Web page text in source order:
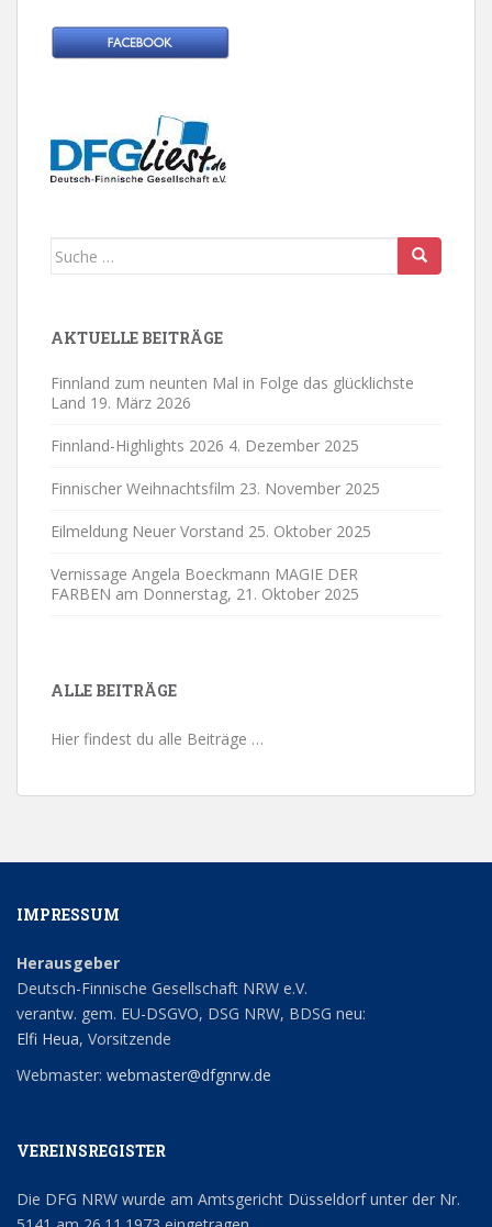
Suche
AKTUELLE BEITRÄGE
Finnland zum neunten Mal in Folge das glücklichste
Land 19. März 2026
Finnland-Highlights 2026 4. Dezember 2025
Finnischer Weihnachtsfilm 23. November 2025
Eilmeldung Neuer Vorstand 25. Oktober 2025
Vernissage Angela Boeckmann MAGIE DER
FARBEN am Donnerstag, 21. Oktober 2025
ALLE BEITRÄGE
Hier findest du alle Beiträge …
IMPRESSUM
Herausgeber
Deutsch-Finnische Gesellschaft NRW e.V.
verantw. gem. EU-DSGVO, DSG NRW, BDSG neu:
Elfi Heua, Vorsitzende
Webmaster: webmaster@dfgnrw.de
VEREINSREGISTER
Die DFG NRW wurde am Amtsgericht Düsseldorf unter der Nr.